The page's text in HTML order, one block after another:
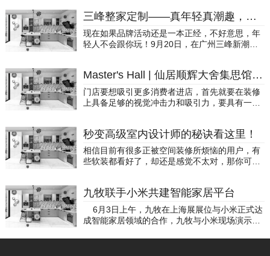
余家媒体代表齐聚一堂，欢度欧文莱人文艺术
节。“摸一摸，就是爱的表达”，这是欧文莱摸摸
节的slogan，是源于人类最本真的情感表达方
式。在主题分享中，欧文莱品牌营销中心策划总
焦材质情绪审美，先后联合单向空间×许知远推
出第七代符号产品“时光盒子”主题系列，联合台
式设计领军人物唐忠汉，推出第八代符号新品“大
地主义”主题系列，今年更是迭代推出了第九代符
代的产品广告语从聚焦“素色”、“细节”、“触感”等
产品维度到“应高阶审美而生”、“过一种没有天花
板”的生活方式主张，再到2025年提出的“情绪有
端品牌对于社会趋势和市场需求的精准捕捉。最
的诚挚邀请：“摸摸节是一个好玩、以情感为指向
的活动。这次沙龙活动不仅是欧文莱人文艺术节
三峰整家定制——真年轻真潮趣，高颜界不一样的烟火！
现在如果品牌活动还是一本正经，不好意思，年
轻人不会跟你玩！9月20日，在广州三峰新潮范I
子带来了全新的元气与活力！在高颜整装的行业
大趋势下，定制大牌们几乎都在推高颜值整家套
餐。然而纵观整个定制家居行业，敢于“梭哈”高
颜值整装，而且还敢于融入Z世代群体将品牌玩
光、自然、青春、潮流、有趣、个性的三峰整家
定制，为了拿下Z世代家居消费者，下了一盘很
大的棋！创立于1998年的三峰整家定制，早在20
17年就捕捉到Z世代对家居颜值的高要求，率先
南北区域战略部署的逐步完成，三峰整家定制真
正成为，具有超前运营理念和硬核交付实力的中
国“高颜整家”佼佼者品牌；无论是在行业，还是
定制以知行合一的管理哲学，一方面不断加码研
Master's Hall | 仙居顺辉大舍集思馆：高颜有品的代名词
门店要想吸引更多消费者进店，首先就要在装修
上具备足够的视觉冲击力和吸引力，要具有一定
能让门店产生更多增长机会。在浙江仙居这座历
史文化悠久、人杰地灵的千年古城，顺辉瓷砖·岩
板以独具特色的顺辉大舍集思馆为载体，结合优
质产品和立足潮流的应用展示空间为消费者编织
本案项目介绍项目坐标位置：浙江省台州市仙居
县省耕西路36号项目竣工时间：2022.03空间设
计团队：李勇（主笔）、伦健文李勇伦健文门店
是品牌温度与文化符号的展示窗口，随着新生代
秒变高级室内设计师的秘诀看这里！
相信目前有很多正被空间装修所烦恼的用户，有
些软装都看好了，却还是感觉不太对，那你可能
空间想要美观性与功能性统一，这就体现了选择
装修主材的重要性。在空间设计装修过程中，瓷
砖是不可缺少的装修材料，好的瓷砖可以搭配出
舒适自然的家居空间，这就是每一位用户的必经
之路；想要你的家与众不同，可要看好了哦！现
九牧联手小米共建智能家居平台
6月3日上午，九牧在上海展展位与小米正式达
成智能家居领域的合作，九牧与小米现场演示了
小米设备连接九牧的智能马桶。而在未来，双方